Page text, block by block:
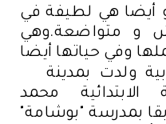
أيضا هي لطيفة في
و متواضعة.وهي
الابتدائية محمد
بمدرسة "بوشامة"